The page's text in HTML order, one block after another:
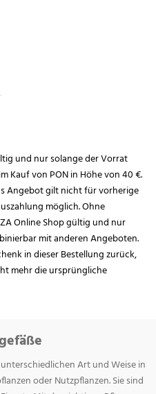
und nur solange der Vorrat
Kauf von PON in Höhe von 40 €.
Angebot gilt nicht für vorherige
möglich. Ohne
Online Shop gültig und nur
mit anderen Angeboten.
in dieser Bestellung zurück,
mehr die ursprüngliche
Art und Weise in
oder Nutzpflanzen. Sie sind